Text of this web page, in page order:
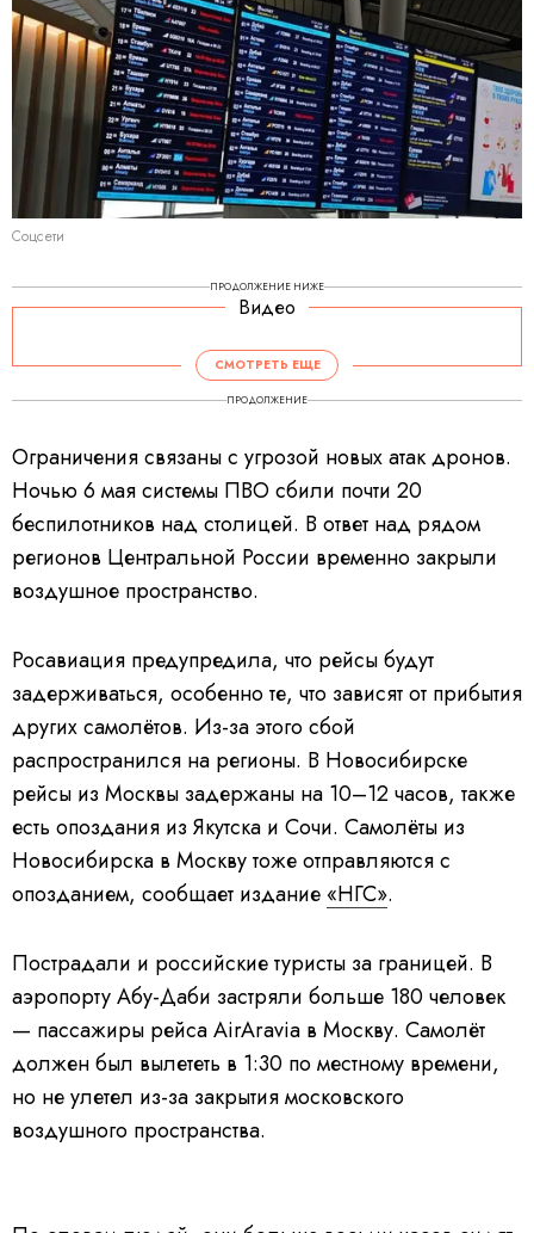
Соцсети
ПРОДОЛЖЕНИЕ НИЖЕ
Видео
i
d
e
o
P
l
r
i
l
d
g
СМОТРЕТЬ ЕЩЕ
ПРОДОЛЖЕНИЕ
Ограничения связаны с угрозой новых атак дронов.
Ночью 6 мая системы ПВО сбили почти 20
беспилотников над столицей. В ответ над рядом
регионов Центральной России временно закрыли
воздушное пространство.
Росавиация предупредила, что рейсы будут
задерживаться, особенно те, что зависят от прибытия
других самолётов. Из-за этого сбой
распространился на регионы. В Новосибирске
рейсы из Москвы задержаны на 10–12 часов, также
есть опоздания из Якутска и Сочи. Самолёты из
Новосибирска в Москву тоже отправляются с
опозданием, сообщает издание «НГС».
Пострадали и российские туристы за границей. В
аэропорту Абу-Даби застряли больше 180 человек
— пассажиры рейса AirAravia в Москву. Самолёт
должен был вылететь в 1:30 по местному времени,
но не улетел из-за закрытия московского
воздушного пространства.
e